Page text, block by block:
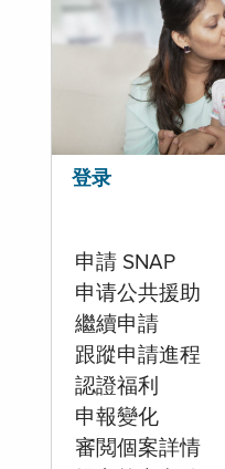
登录
申請 SNAP
申请公共援助
繼續申請
跟蹤申請進程
認證福利
申報變化
審閲個案詳情